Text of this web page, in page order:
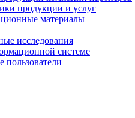
продукции и услуг
материалы
исследования
системе
пользователи